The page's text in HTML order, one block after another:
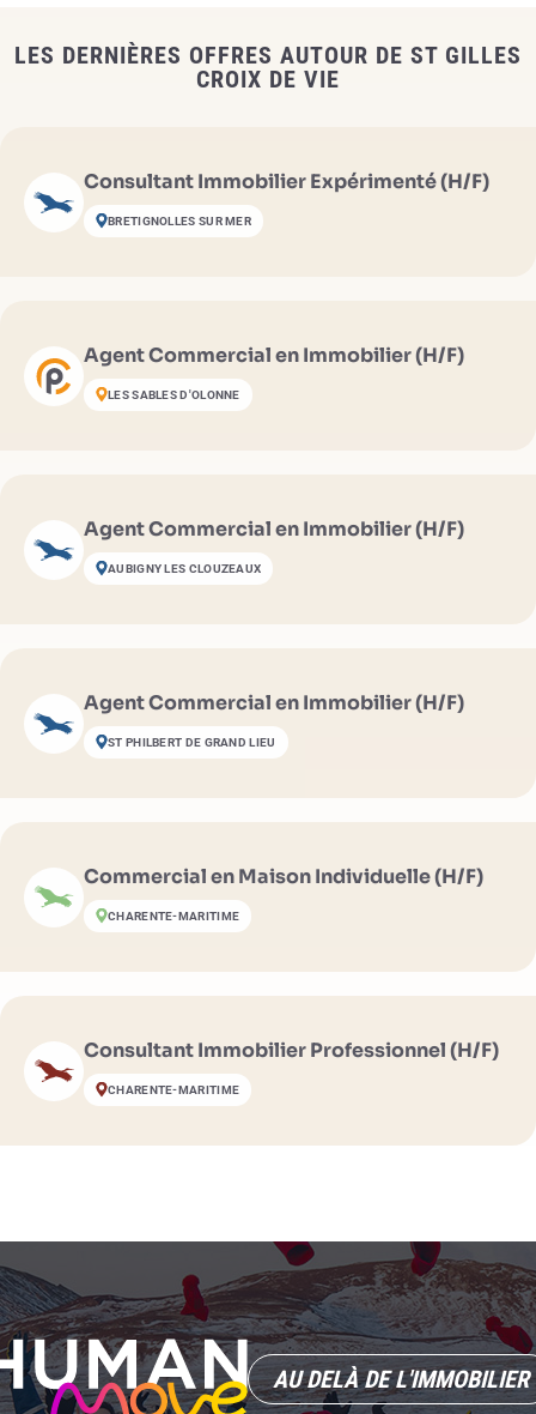
LES DERNIÈRES OFFRES AUTOUR DE ST GILLES
CROIX DE VIE
Consultant Immobilier Expérimenté (H/F)
BRETIGNOLLES SUR MER
Agent Commercial en Immobilier (H/F)
LES SABLES D'OLONNE
Agent Commercial en Immobilier (H/F)
AUBIGNY LES CLOUZEAUX
Agent Commercial en Immobilier (H/F)
ST PHILBERT DE GRAND LIEU
Commercial en Maison Individuelle (H/F)
CHARENTE-MARITIME
Consultant Immobilier Professionnel (H/F)
CHARENTE-MARITIME
AU DELÀ DE L'IMMOBILIER